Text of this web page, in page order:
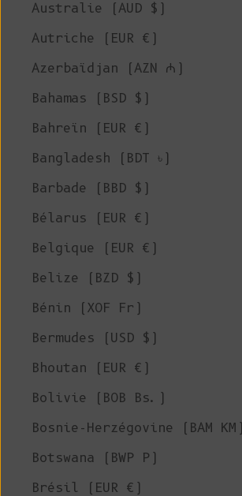
Australie (AUD $)
Autriche (EUR €)
Azerbaïdjan (AZN ₼)
Bahamas (BSD $)
Bahreïn (EUR €)
Bangladesh (BDT ৳)
Barbade (BBD $)
Bélarus (EUR €)
Belgique (EUR €)
Belize (BZD $)
Bénin (XOF Fr)
Bermudes (USD $)
Bhoutan (EUR €)
Bolivie (BOB Bs.)
Bosnie-Herzégovine (BAM КМ)
Botswana (BWP P)
Brésil (EUR €)